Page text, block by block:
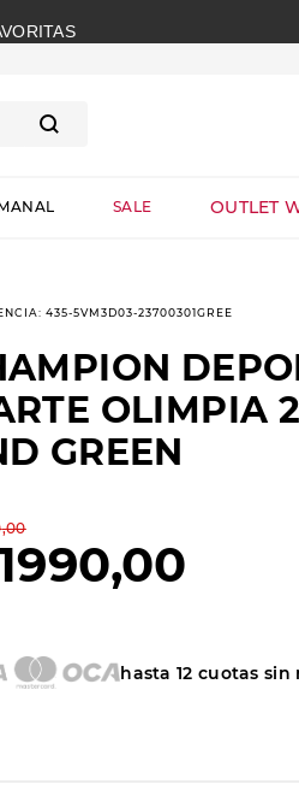
SALE OUTLET
:435-5VM3D03-23700301GREE
OLIMPIA
GREEN
,00
,00
hasta12 cuotas sin